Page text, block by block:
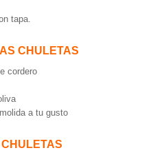
tapa.
CHULETAS
cordero
a tu gusto